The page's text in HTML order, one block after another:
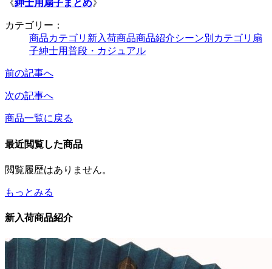
《紳士用扇子まとめ》
カテゴリー：
商品カテゴリ 新入荷商品商品紹介シーン別カテゴリ 扇
子紳士用普段・カジュアル
前の記事へ
次の記事へ
商品一覧に戻る
最近閲覧した商品
閲覧履歴はありません。
もっとみる
新入荷商品紹介